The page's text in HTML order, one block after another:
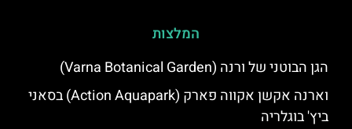
המלצות
הגן הבוטני של ורנה (Varna Botanical Garden)
וארנה אקשן אקווה פארק (Action Aquapark) בסאני
ביץ' בוגלריה